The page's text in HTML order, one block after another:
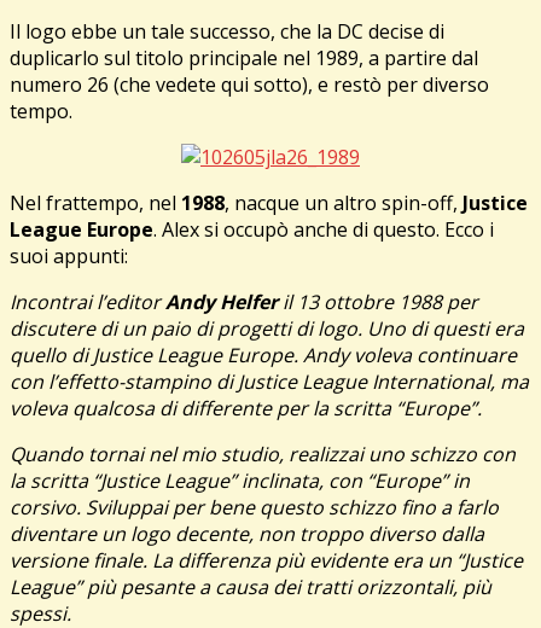
Il logo ebbe un tale successo, che la DC decise di
duplicarlo sul titolo principale nel 1989, a partire dal
numero 26 (che vedete qui sotto), e restò per diverso
tempo.
Nel frattempo, nel 1988, nacque un altro spin-off, Justice
League Europe. Alex si occupò anche di questo. Ecco i
suoi appunti:
Incontrai l’editorAndy Helferil 13 ottobre 1988 per
discutere di un paio di progetti di logo. Uno di questi era
quello di Justice League Europe. Andy voleva continuare
con l’effetto-stampino di Justice League International, ma
voleva qualcosa di differente per la scritta “Europe”.
Quando tornai nel mio studio, realizzai uno schizzo con
la scritta “Justice League” inclinata, con “Europe” in
corsivo. Sviluppai per bene questo schizzo fino a farlo
diventare un logo decente, non troppo diverso dalla
versione finale. La differenza più evidente era un “Justice
League” più pesante a causa dei tratti orizzontali, più
spessi.